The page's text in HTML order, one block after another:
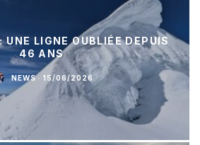
LIGNE OUBLIÉE DEPUIS
46 ANS
NEWS · 15/06/2026